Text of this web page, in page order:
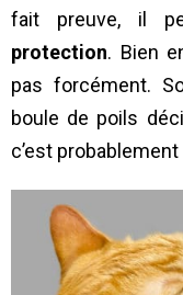
fait preuve, il
protection. Bien
pas forcément.
boule de poils
c’est probablement